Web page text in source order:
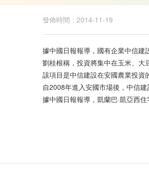
發佈時間：2014-11-19
據中國日報報導，國有企業中信建
劉桂根稱，投資將集中在玉米、大
該項目是中信建設在安國農業投資
自2008年進入安國市場後，中信
據中國日報報導，凱蘭巴·凱亞西